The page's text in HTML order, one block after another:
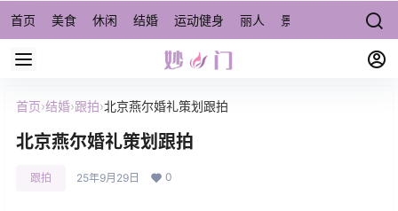
首页 美食 休闲 结婚 运动健身 丽人 景点/周边游 宠物
首页›结婚›跟拍›北京燕尔婚礼策划跟拍
北京燕尔婚礼策划跟拍
跟拍 25年9月29日 0